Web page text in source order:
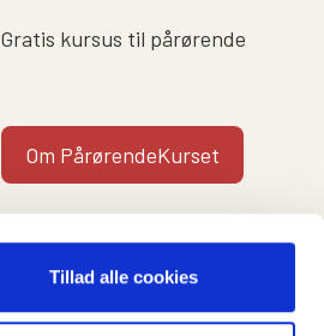
Tillad alle cookies
Gratis kursus til pårørende
Om PårørendeKurset